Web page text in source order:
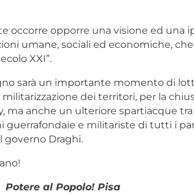
occorre opporre una visione ed una
umane, sociali ed economiche,
XXI”.
sarà un importante momento di
dei territori, per la
ma anche un ulteriore spartiacque
guerrafondaie e militariste di tutti i
governo Draghi.
Potere al Popolo! Pisa